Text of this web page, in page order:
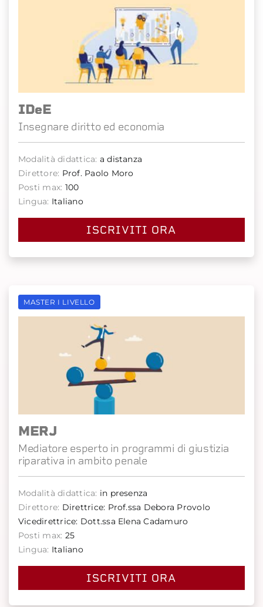
IDeE
Insegnare diritto ed economia
Modalità didattica: a distanza
Direttore: Prof. Paolo Moro
Posti max: 100
Lingua: Italiano
ISCRIVITI ORA
MASTER I LIVELLO
MERJ
Mediatore esperto in programmi di giustizia
riparativa in ambito penale
Modalità didattica: in presenza
Direttore: Direttrice: Prof.ssa Debora Provolo
Vicedirettrice: Dott.ssa Elena Cadamuro
Posti max: 25
Lingua: Italiano
ISCRIVITI ORA